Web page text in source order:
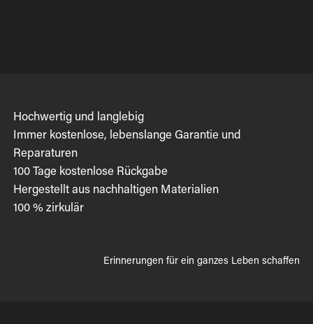
Hochwertig und langlebig
Immer kostenlose, lebenslange Garantie und
Reparaturen
100 Tage kostenlose Rückgabe
Hergestellt aus nachhaltigen Materialien
100 % zirkulär
Erinnerungen für ein ganzes Leben schaffen